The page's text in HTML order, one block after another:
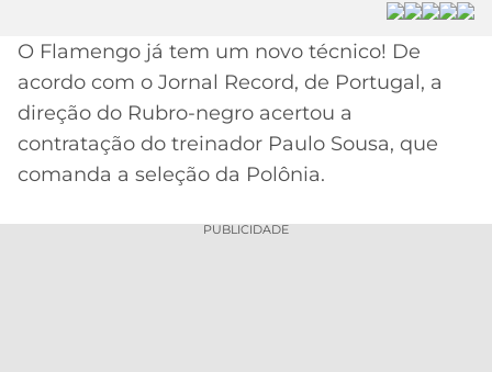
BETBOOM
CÓDIGO
DE
INDICAÇÃO
BET365
PALMEIRAS
CORINTHIANS
SÃO
SÉRIE
LIBERTADORES
ESPORTIVA
MERCADO
DA
BOLA
O Flamengo já tem um novo técnico! De
acordo com o Jornal Record, de Portugal, a
direção do Rubro-negro acertou a
contratação do treinador Paulo Sousa, que
comanda a seleção da Polônia.
PUBLICIDADE